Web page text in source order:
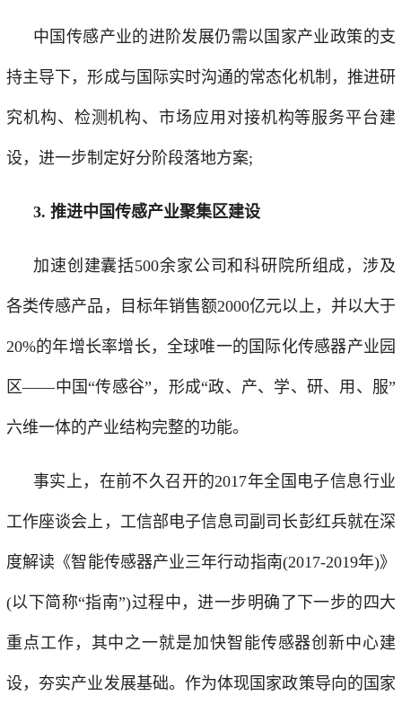
中国传感产业的进阶发展仍需以国家产业政策的支
持主导下，形成与国际实时沟通的常态化机制，推进研
究机构、检测机构、市场应用对接机构等服务平台建
设，进一步制定好分阶段落地方案;
3. 推进中国传感产业聚集区建设
加速创建囊括500余家公司和科研院所组成，涉及
各类传感产品，目标年销售额2000亿元以上，并以大于
20%的年增长率增长，全球唯一的国际化传感器产业园
区——中国“传感谷”，形成“政、产、学、研、用、服”
六维一体的产业结构完整的功能。
事实上，在前不久召开的2017年全国电子信息行业
工作座谈会上，工信部电子信息司副司长彭红兵就在深
度解读《智能传感器产业三年行动指南(2017-2019年)》
(以下简称“指南”)过程中，进一步明确了下一步的四大
重点工作，其中之一就是加快智能传感器创新中心建
设，夯实产业发展基础。作为体现国家政策导向的国家